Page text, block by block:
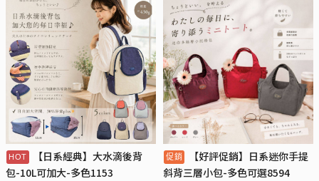
【日系經典】大水滴後背
包-10L可加大-多色1153
【好評促銷】日系迷你手提
斜背三層小包-多色可選8594